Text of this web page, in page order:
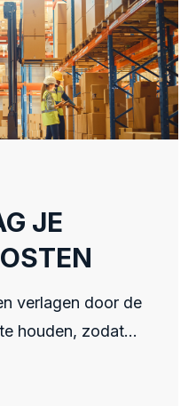
JE
verlagen door de
houden, zodat
Dit maakt het